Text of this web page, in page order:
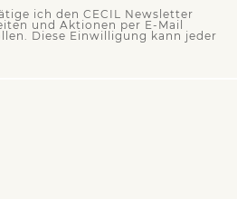
ich den CECIL Newsletter
und Aktionen per E-Mail
Diese Einwilligung kann jeder